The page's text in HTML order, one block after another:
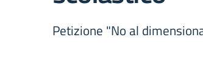
Petizione "No al